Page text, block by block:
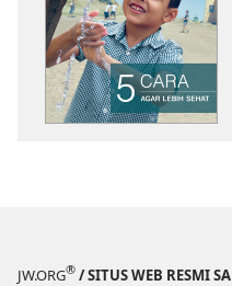
JW.ORG® / SITUS WEB RESMI